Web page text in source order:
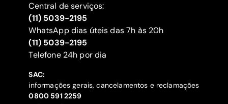
Central de serviços:
(11) 5039-2195
WhatsApp dias úteis das 7h às 20h
(11) 5039-2195
‍Telefone 24h por dia
SAC:
informações gerais, cancelamentos e reclamações
‍0800 591 2259